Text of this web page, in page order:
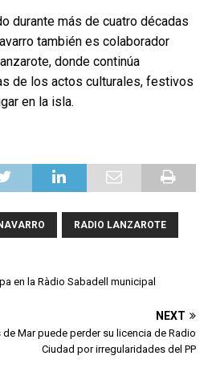
durante más de cuatro décadas
también es colaborador
donde continúa
de los actos culturales, festivos
en la isla.
RADIO LANZAROTE
en la Ràdio Sabadell municipal
NEXT
Mar puede perder su licencia de Radio
Ciudad por irregularidades del PP